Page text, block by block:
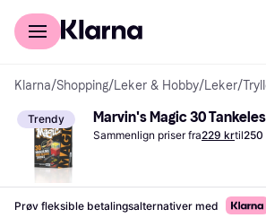
For kunder
Klarna/Shopping/Leker & Hobby/Leker/
Trendy Marvin's Magic 30
Sammenlign priser fra229 krtil250
Prøv fleksible betalingsalternativer med